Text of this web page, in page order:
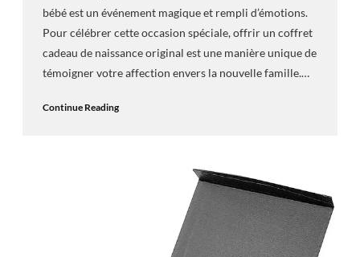
bébé est un événement magique et rempli d’émotions.
Pour célébrer cette occasion spéciale, offrir un coffret
cadeau de naissance original est une manière unique de
témoigner votre affection envers la nouvelle famille.…
Continue Reading